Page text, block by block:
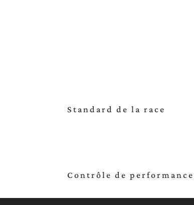
Standard de la race
Contrôle de